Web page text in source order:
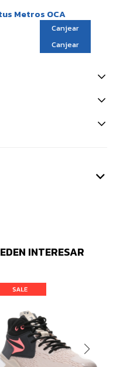
Metros OCA
Canjear
Canjear
INTERESAR